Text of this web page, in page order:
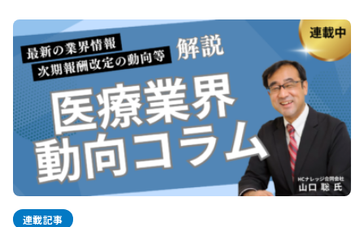
連載記事